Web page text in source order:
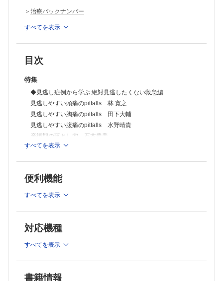
＞ 治療バックナンバー
＞治療（2021年度年間購読）
※本製品はPCでの閲覧も可能です。
境で閲覧可能なPDF版をご覧いただけます。詳細は
認ください。
推奨ブラウザ： Firefox 最新版 / Google Chrome 最新版 / Safari
最新版
すべてを表示
目次
特集
◆見逃し症例から学ぶ 絶対見逃したくない救急編
見逃しやすい頭痛のpitfalls 林 寛之
見逃しやすい胸痛のpitfalls 田下大輔
見逃しやすい腹痛のpitfalls 水野晴貴
産褥期の落とし穴 石本貴美
のどは大したことないんだけど…… 清水海斗
酔っ払い？ ン？ 元酔っ払い？ 秦 龍彦
GOMER，暴れる患者 林 寛之
frequent flyer 森田浩史
もしかして小児虐待？ 秦 龍彦
◆ちょっと苦手を克服しよう編
DNRを救急車で運んだの？ 神川洋平
主訴が4つ以上あったなら 大濱弘光
すべてを表示
便利機能
すべてを表示
対応機種
すべてを表示
書籍情報